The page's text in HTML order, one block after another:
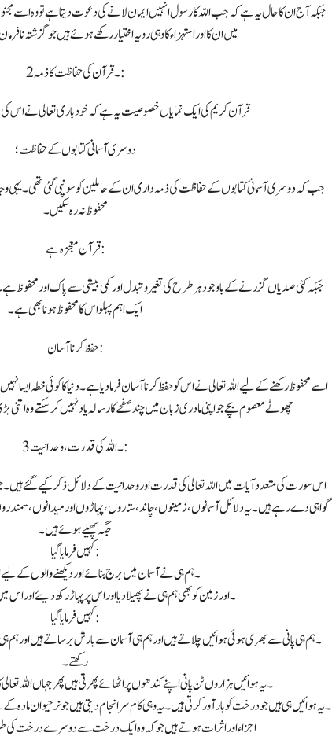
جبکہ آج ان کا حال یہ ہے کہ جب اللہ کا رسول انہیں ایمان لانے کی دعوت دیتا ہے تو وہ اسے
میں ان کا اور استہزاء کا وہی رویہ اختیار رکھے ہوئے ہیں جو گزشتہ
2۔ قرآن کی حفاظت کا ذمہ:
قرآن کریم کی ایک نمایاں خصوصیت یہ ہے کہ خود باری تعالی نے اس
دوسری آسمانی کتابوں کے حفاظت؛
جب کہ دوسری آسمانی کتابوں کے حفاظت کی ذمہ داری ان کے حاملین کو سونپی گئی تھی۔ یہی
محفوظ نہ رہ سکیں۔
قرآن معجزہ ہے:
جبکہ کئی صدیاں گزرنے کے باوجود ہر طرح کی تغیروتبدل اور کمی بیشی سے پاک اور
ایک اہم پہلو اس کا محفوظ ہونا بھی ہے ۔
حفظ کرنا آسان:
اسے محفوظ رکھنے کے لیے اللہ تعالی نے اس کو حفظ کرنا آسان فرما دیا ہے۔ دنیا کا کوئی خطہ
چھوٹے معصوم بچے جو اپنی مادری زبان میں چند صفحے کا رسالہ یاد نہیں کر سکتے وہ
3۔ اللہ کی قدرت،وحدانیت:
اس سورت کی متعدد آیات میں اللہ تعالی کی قدرت اور وحدانیت کے دلائل ذکر کیے گئے ہیں۔
گواہی دے رہے ہیں۔ یہ دلائل آسمانوں، زمینوں، چاند، ستاروں، پہاڑوں اور میدانوں،
جگہ پھیلے ہوئے ہیں۔
کہیں فرمایا گیا:
۱۔ ہم ہی نے آسمان میں برج بنائے اور دیکھنے والوں کے لیے
۲۔ اور زمین کو بھی ہم ہی نے پھیلا دیا اور اس پر پہاڑ رکھ دیئے اور
کہیں فرمایا گیا:
رکھتے۔
۴۔ یہ ہوائیں ہزاروں ٹن پانی اپنے کندھوں پر اٹھائے پھرتی ہیں پھر جہاں اللہ
اجزاء اور اثرات ہوتے ہیں جو کہ وہ ایک درخت سے دوسرے درخت کی